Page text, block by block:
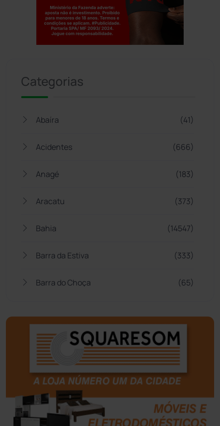
Categorias
Abaíra (41)
Acidentes (666)
Anagé (183)
Aracatu (373)
Bahia (14547)
Barra da Estiva (333)
Barra do Choça (65)
Bom Jesus da Lapa (510)
Boquira (152)
Botuporã
Brasil (7681)